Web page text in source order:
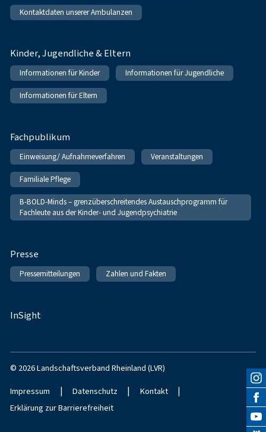
Kontaktdaten unserer Ambulanzen
Kinder, Jugendliche & Eltern
Informationen für Kinder Informationen für Jugendliche
Informationen für Eltern
Fachpublikum
Einweisung/ Aufnahmeverfahren Veranstaltungen
Familiale Pflege
B-BOLD-Minds – grenzüberschreitendes Austauschprogramm für
Fachleute aus der Kinder- und Jugendpsychiatrie
Presse
Pressemitteilungen Zahlen und Fakten
InSight
© 2026 Landschaftsverband Rheinland (LVR)
Impressum | Datenschutz | Kontakt |
Erklärung zur Barrierefreiheit